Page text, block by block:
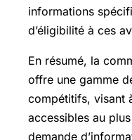
informations
d’éligibilité à ces
En résumé, la
offre une gamme
compétitifs, visant
accessibles au
demande